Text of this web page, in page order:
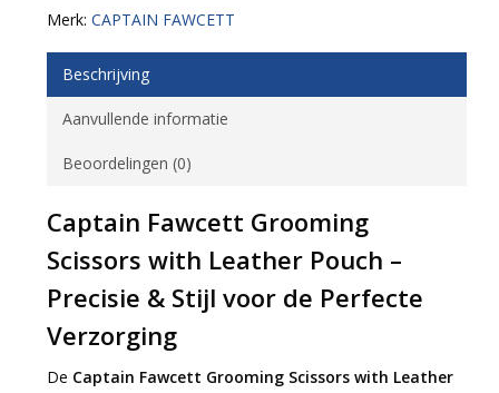
Merk: CAPTAIN FAWCETT
Beschrijving
Aanvullende informatie
Beoordelingen (0)
Captain Fawcett Grooming
Scissors with Leather Pouch –
Precisie & Stijl voor de Perfecte
Verzorging
De Captain Fawcett Grooming Scissors with Leather